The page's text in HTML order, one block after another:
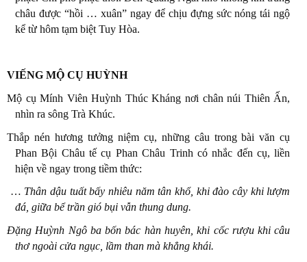
châu được “hồi … xuân” ngay để chịu đựng sức nóng tái ngộ
kể từ hôm tạm biệt Tuy Hòa.
VIẾNG MỘ CỤ HUỲNH
Mộ cụ Mính Viên Huỳnh Thúc Kháng nơi chân núi Thiên Ấn,
nhìn ra sông Trà Khúc.
Thắp nén hương tưởng niệm cụ, những câu trong bài văn cụ
Phan Bội Châu tế cụ Phan Châu Trinh có nhắc đến cụ, liền
hiện về ngay trong tiềm thức:
… Thân dậu tuất bấy nhiêu năm tân khổ, khi đào cây khi lượm
đá, giữa bể trần gió bụi vẫn thung dung.
Đặng Huỳnh Ngô ba bốn bác hàn huyên, khi cốc rượu khi câu
thơ ngoài cửa ngục, lầm than mà khẳng khái.